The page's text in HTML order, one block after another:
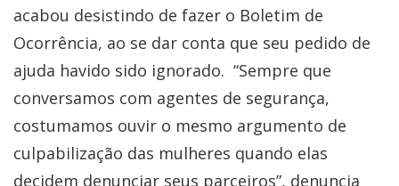
acabou desistindo de fazer o Boletim de
Ocorrência, ao se dar conta que seu pedido de
ajuda havido sido ignorado. “Sempre que
conversamos com agentes de segurança,
costumamos ouvir o mesmo argumento de
culpabilização das mulheres quando elas
decidem denunciar seus parceiros”, denuncia